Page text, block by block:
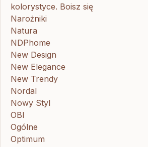
kolorystyce. Boisz się
Narożniki
Natura
NDPhome
New Design
New Elegance
New Trendy
Nordal
Nowy Styl
OBI
Ogólne
Optimum